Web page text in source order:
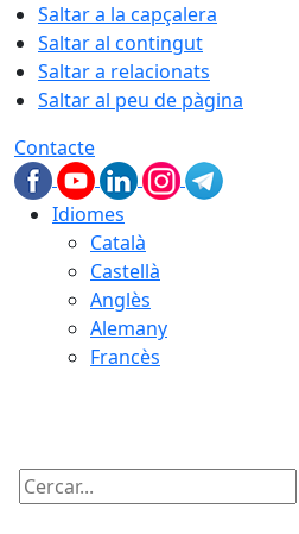
Saltar a la capçalera
Saltar al contingut
Saltar a relacionats
Saltar al peu de pàgina
Contacte
Idiomes
Català
Castellà
Anglès
Alemany
Francès
Cercar: